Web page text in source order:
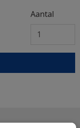
Aantal